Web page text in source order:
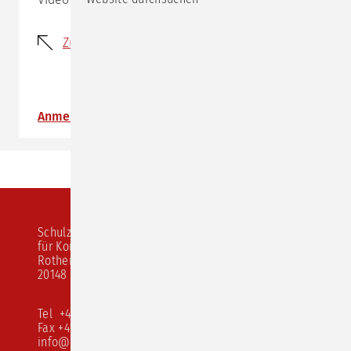
Zurück
Anmeldung
Schulz von Thun Institut
für Kommunikation
Rothenbaumchaussee 20
20148 Hamburg
Tel +49 40 413 526 10
Fax +49 40 413 526 68
info@schulz-von-thun.de